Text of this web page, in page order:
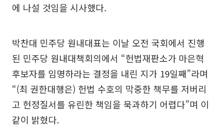
에 나설 것임을 시사했다.
박찬대 민주당 원내대표는 이날 오전 국회에서 진행
된 민주당 원내대책회의에서 “헌법재판소가 마은혁
후보자를 임명하라는 결정을 내린 지가 19일째”라며
“(최 권한대행은) 헌법 수호의 막중한 책무를 저버리
고 헌정질서를 유린한 책임을 묵과하기 어렵다”며 이
같이 밝혔다.